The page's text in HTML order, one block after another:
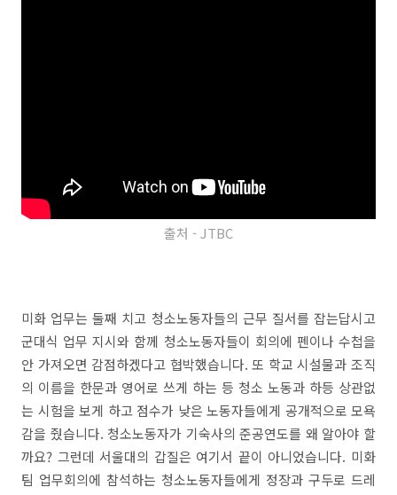
출처 - JTBC
미화 업무는 둘째 치고 청소노동자들의 근무 질서를 잡는답시고
군대식 업무 지시와 함께 청소노동자들이 회의에 펜이나 수첩을
안 가져오면 감점하겠다고 협박했습니다. 또 학교 시설물과 조직
의 이름을 한문과 영어로 쓰게 하는 등 청소 노동과 하등 상관없
는 시험을 보게 하고 점수가 낮은 노동자들에게 공개적으로 모욕
감을 줬습니다. 청소노동자가 기숙사의 준공연도를 왜 알아야 할
까요? 그런데 서울대의 갑질은 여기서 끝이 아니었습니다. 미화
팀 업무회의에 참석하는 청소노동자들에게 정장과 구두로 드레